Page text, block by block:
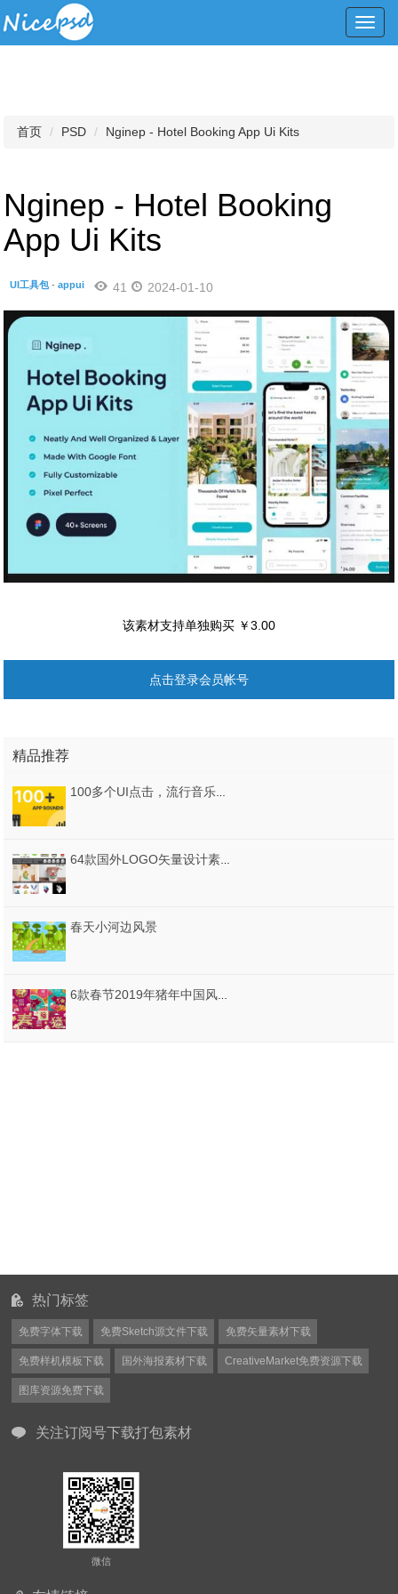
首页 PSD Nginep - Hotel Booking App Ui Kits
Nginep - Hotel Booking
App Ui Kits
UI工具包- appui 41 2024-01-10
该素材支持单独购买 ￥3.00
点击登录会员帐号
精品推荐
春天小河边风景
热门标签
免费字体下载 免费Sketch源文件下载 免费矢量素材下载
免费样机模板下载 国外海报素材下载 CreativeMarket免费资源下载
图库资源免费下载
关注订阅号下载打包素材
微信